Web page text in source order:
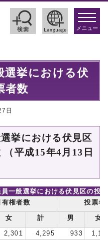
toggle
メニュー
選挙における伏
者数
日
挙における伏見区
平成15年4月13日
一般選挙における伏見区の投
有権者数 投票者
女 計 男 女
2,301 4,295 933